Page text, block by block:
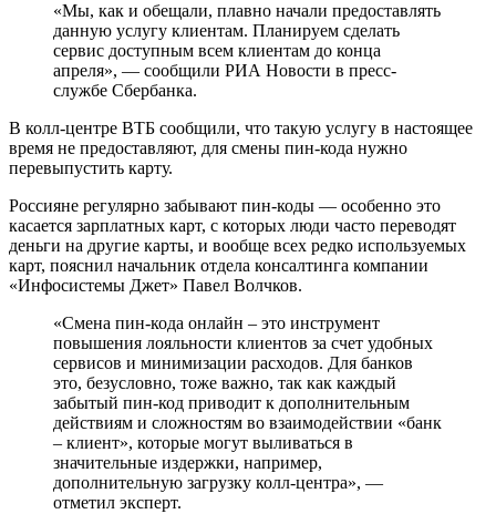
«Мы, как и обещали, плавно начали предоставлять
данную услугу клиентам. Планируем сделать
сервис доступным всем клиентам до конца
апреля», — сообщили РИА Новости в пресс-
службе Сбербанка.
В колл-центре ВТБ сообщили, что такую услугу в настоящее
время не предоставляют, для смены пин-кода нужно
перевыпустить карту.
Россияне регулярно забывают пин-коды — особенно это
касается зарплатных карт, с которых люди часто переводят
деньги на другие карты, и вообще всех редко используемых
карт, пояснил начальник отдела консалтинга компании
«Инфосистемы Джет» Павел Волчков.
«Смена пин-кода онлайн – это инструмент
повышения лояльности клиентов за счет удобных
сервисов и минимизации расходов. Для банков
это, безусловно, тоже важно, так как каждый
забытый пин-код приводит к дополнительным
действиям и сложностям во взаимодействии «банк
– клиент», которые могут выливаться в
значительные издержки, например,
дополнительную загрузку колл-центра», —
отметил эксперт.